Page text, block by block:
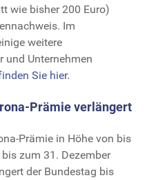
wie bisher 200 Euro)
Im
weitere
und Unternehmen
Sie hier.
Prämie verlängert
Prämie in Höhe von bis
zum 31. Dezember
der Bundestag bis